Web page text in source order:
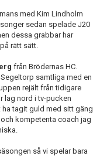
med Kim Lindholm
sedan spelade J20
dessa grabbar har
rätt sätt.
från Brödernas HC.
samtliga med en
rejält från tidigare
lag nord i tv-pucken
tagit guld med sitt gäng
kompetenta coach jag
så vi spelar bara